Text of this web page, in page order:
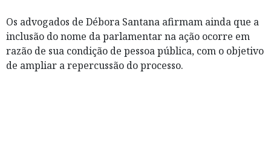
Os advogados de Débora Santana afirmam ainda que a
inclusão do nome da parlamentar na ação ocorre em
razão de sua condição de pessoa pública, com o objetivo
de ampliar a repercussão do processo.